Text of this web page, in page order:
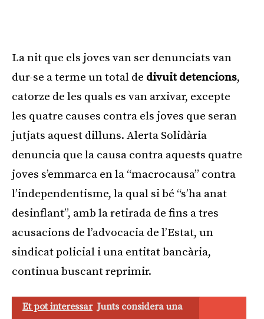
La nit que els joves van ser denunciats van
dur-se a terme un total de divuit detencions,
catorze de les quals es van arxivar, excepte
les quatre causes contra els joves que seran
jutjats aquest dilluns. Alerta Solidària
denuncia que la causa contra aquests quatre
joves s’emmarca en la “macrocausa” contra
l’independentisme, la qual si bé “s’ha anat
desinflant”, amb la retirada de fins a tres
acusacions de l’advocacia de l’Estat, un
sindicat policial i una entitat bancària,
continua buscant reprimir.
Et pot interessar Junts considera una